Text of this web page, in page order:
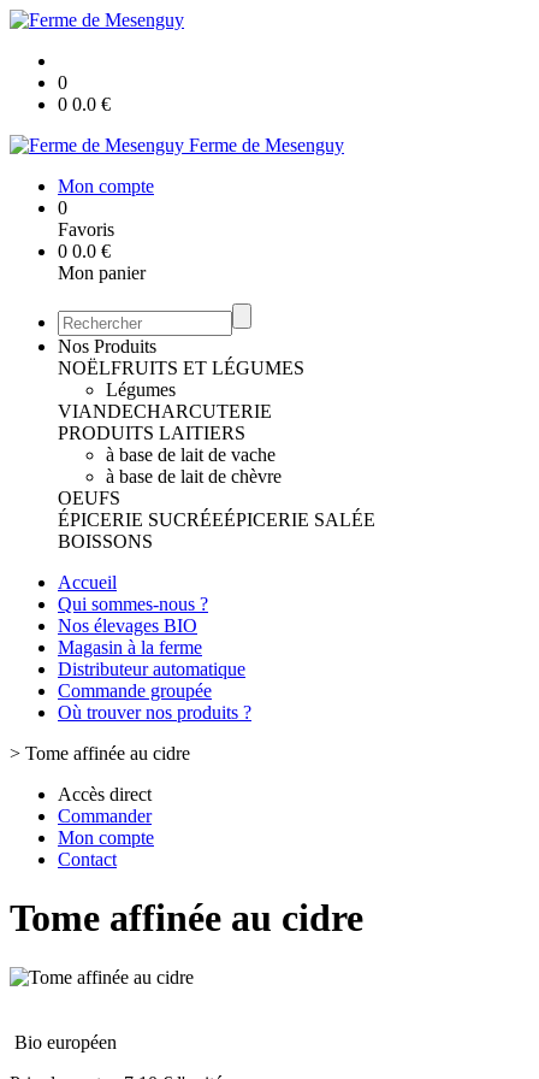
0
0 0.0 €
Ferme de Mesenguy
Mon compte
0
Favoris
0 0.0 €
Mon panier
Nos Produits
NOËLFRUITS ET LÉGUMES
Légumes
VIANDECHARCUTERIE
PRODUITS LAITIERS
à base de lait de vache
à base de lait de chèvre
OEUFS
ÉPICERIE SUCRÉEÉPICERIE SALÉE
BOISSONS
Accueil
Qui sommes-nous ?
Nos élevages BIO
Magasin à la ferme
Distributeur automatique
Commande groupée
Où trouver nos produits ?
> Tome affinée au cidre
Accès direct
Commander
Mon compte
Contact
Tome affinée au cidre
Bio européen